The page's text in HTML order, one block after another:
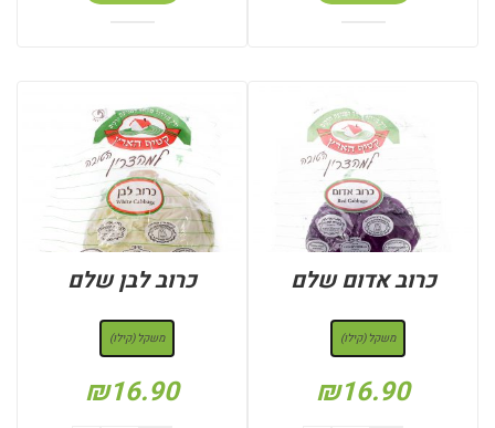
כרוב אדום שלם
משקל (קילו)
₪16.90
כרוב לבן שלם
משקל (קילו)
₪16.90